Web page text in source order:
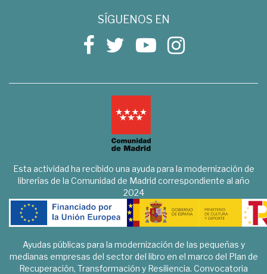
SÍGUENOS EN
Esta actividad ha recibido una ayuda para la modernización de
librerías de la Comunidad de Madrid correspondiente al año
2024
Ayudas públicas para la modernización de las pequeñas y
medianas empresas del sector del libro en el marco del Plan de
Recuperación, Transformación y Resiliencia. Convocatoria